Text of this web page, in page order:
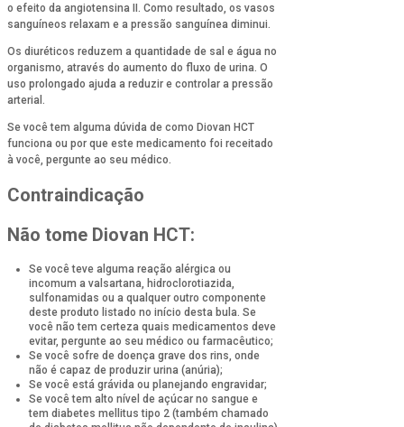
o efeito da angiotensina II. Como resultado, os vasos
sanguíneos relaxam e a pressão sanguínea diminui.
Os diuréticos reduzem a quantidade de sal e água no
organismo, através do aumento do fluxo de urina. O
uso prolongado ajuda a reduzir e controlar a pressão
arterial.
Se você tem alguma dúvida de como Diovan HCT
funciona ou por que este medicamento foi receitado
à você, pergunte ao seu médico.
Contraindicação
Não tome Diovan HCT:
Se você teve alguma reação alérgica ou
incomum a valsartana, hidroclorotiazida,
sulfonamidas ou a qualquer outro componente
deste produto listado no início desta bula. Se
você não tem certeza quais medicamentos deve
evitar, pergunte ao seu médico ou farmacêutico;
Se você sofre de doença grave dos rins, onde
não é capaz de produzir urina (anúria);
Se você está grávida ou planejando engravidar;
Se você tem alto nível de açúcar no sangue e
tem diabetes mellitus tipo 2 (também chamado